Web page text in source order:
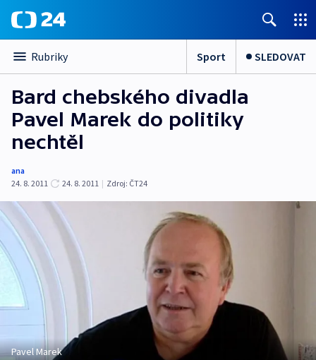
Rubriky Sport SLEDOVAT
Bard chebského divadla
Pavel Marek do politiky
nechtěl
ana
24. 8. 2011
24. 8. 2011 | Zdroj: ČT24
Pavel Marek